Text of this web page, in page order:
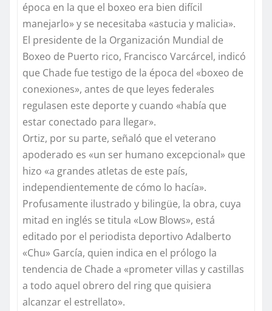
época en la que el boxeo era bien difícil
manejarlo» y se necesitaba «astucia y malicia».
El presidente de la Organización Mundial de
Boxeo de Puerto rico, Francisco Varcárcel, indicó
que Chade fue testigo de la época del «boxeo de
conexiones», antes de que leyes federales
regulasen este deporte y cuando «había que
estar conectado para llegar».
Ortiz, por su parte, señaló que el veterano
apoderado es «un ser humano excepcional» que
hizo «a grandes atletas de este país,
independientemente de cómo lo hacía».
Profusamente ilustrado y bilingüe, la obra, cuya
mitad en inglés se titula «Low Blows», está
editado por el periodista deportivo Adalberto
«Chu» García, quien indica en el prólogo la
tendencia de Chade a «prometer villas y castillas
a todo aquel obrero del ring que quisiera
alcanzar el estrellato».